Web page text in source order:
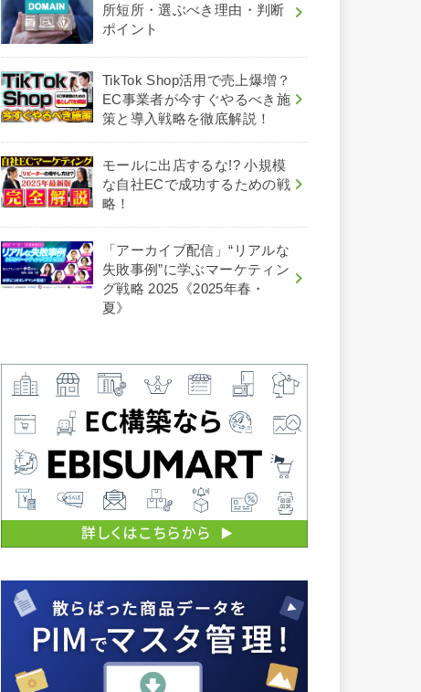
所短所・選ぶべき理由・判断
ポイント
TikTok Shop活用で売上爆増？
EC事業者が今すぐやるべき施
策と導入戦略を徹底解説！
モールに出店するな!? 小規模
な自社ECで成功するための戦
略！
「アーカイブ配信」“リアルな
失敗事例”に学ぶマーケティン
グ戦略 2025《2025年春・
夏》